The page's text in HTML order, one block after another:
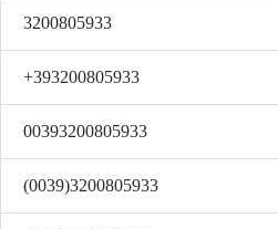
3200805933
+393200805933
00393200805933
(0039)3200805933